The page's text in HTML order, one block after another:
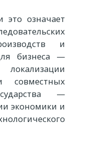
это означает
и
бизнеса —
совместных
—
экономики и